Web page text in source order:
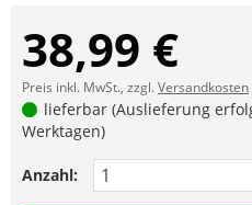
38,99 €
Preis inkl. MwSt., zzgl.Versandkosten
lieferbar (Auslieferung
Werktagen)
Anzahl: